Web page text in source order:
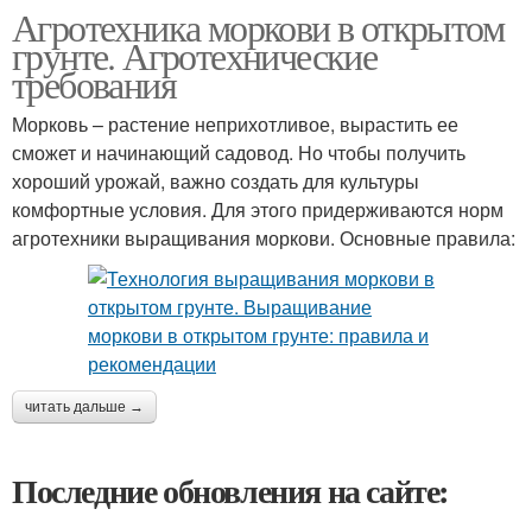
Агротехника моркови в открытом
грунте. Агротехнические
требования
Морковь – растение неприхотливое, вырастить ее
сможет и начинающий садовод. Но чтобы получить
хороший урожай, важно создать для культуры
комфортные условия. Для этого придерживаются норм
агротехники выращивания моркови. Основные правила:
читать дальше →
Последние обновления на сайте: